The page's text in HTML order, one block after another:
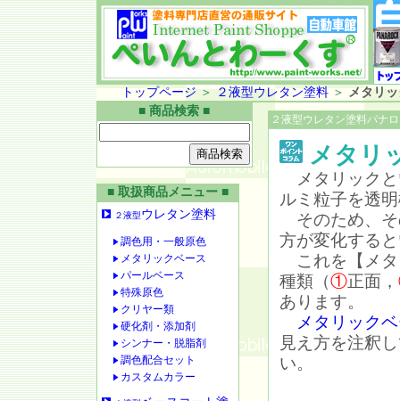
トップページ ＞ ２液型ウレタン塗料＞ メタリ
■ 商品検索 ■
■ 取扱商品メニュー ■
２液型ウレタン塗料
調色用・一般原色
メタリックベース
パールベース
特殊原色
クリヤー類
硬化剤・添加剤
シンナー・脱脂剤
調色配合セット
カスタムカラー
２液型ウレタン塗料パナ
メタリ
メタリックと
ルミ粒子を透
そのため、そ
方が変化する
これを【メタ
種類（①正面，
あります。
メタリック
見え方を注釈
い。